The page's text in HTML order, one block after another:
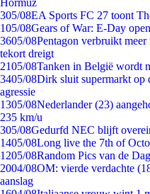
Hormuz
305/08EA Sports FC 27 toont
105/08Gears of War: E-Day
3605/08Pentagon verbruikt
tekort dreigt
2105/08Tanken in België wordt
3405/08Dirk sluit supermarkt op
agressie
1305/08Nederlander (23)
235 km/u
305/08Gedurfd NEC blijft
1405/08Long live the 7th of
1205/08Random Pics van de
2004/08OM: vierde verdachte
aanslag